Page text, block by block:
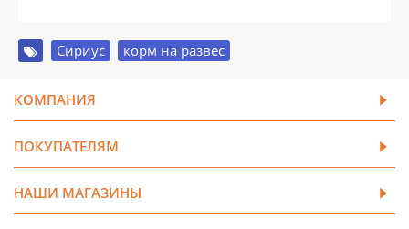
Сириус корм на развес
КОМПАНИЯ
ПОКУПАТЕЛЯМ
НАШИ МАГАЗИНЫ